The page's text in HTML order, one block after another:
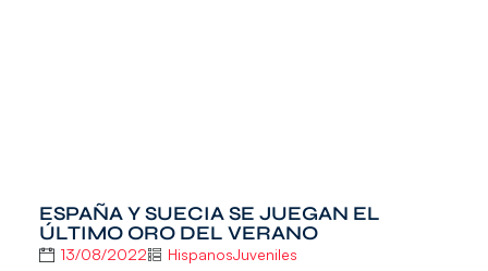
ESPAÑA Y SUECIA SE JUEGAN EL
ÚLTIMO ORO DEL VERANO
13/08/2022 HispanosJuveniles